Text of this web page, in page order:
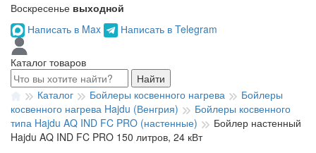
Воскресенье выходной
Написать в Max
Написать в Telegram
Каталог товаров
Найти
Каталог
Бойлеры косвенного нагрева
Бойлеры
косвенного нагрева Hajdu (Венгрия)
Бойлеры косвенного
типа Hajdu AQ IND FC PRO (настенные)
Бойлер настенный
Hajdu AQ IND FC PRO 150 литров, 24 кВт